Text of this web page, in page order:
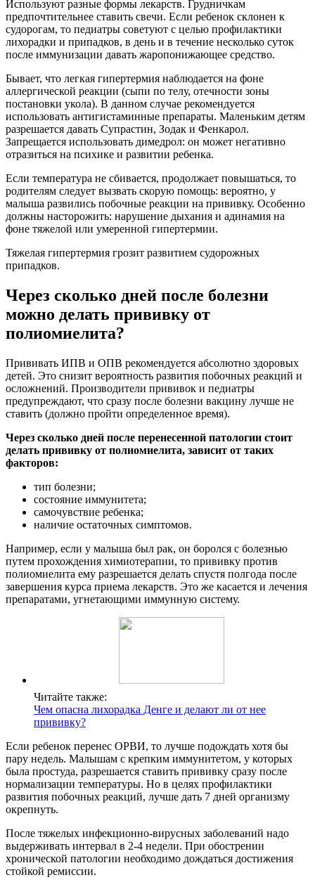
Используют разные формы лекарств. Грудничкам
предпочтительнее ставить свечи. Если ребенок склонен к
судорогам, то педиатры советуют с целью профилактики
лихорадки и припадков, в день и в течение несколько суток
после иммунизации давать жаропонижающее средство.
Бывает, что легкая гипертермия наблюдается на фоне
аллергической реакции (сыпи по телу, отечности зоны
постановки укола). В данном случае рекомендуется
использовать антигистаминные препараты. Маленьким детям
разрешается давать Супрастин, Зодак и Фенкарол.
Запрещается использовать димедрол: он может негативно
отразиться на психике и развитии ребенка.
Если температура не сбивается, продолжает повышаться, то
родителям следует вызвать скорую помощь: вероятно, у
малыша развились побочные реакции на прививку. Особенно
должны насторожить: нарушение дыхания и адинамия на
фоне тяжелой или умеренной гипертермии.
Тяжелая гипертермия грозит развитием судорожных
припадков.
Через сколько дней после болезни
можно делать прививку от
полиомиелита?
Прививать ИПВ и ОПВ рекомендуется абсолютно здоровых
детей. Это снизит вероятность развития побочных реакций и
осложнений. Производители прививок и педиатры
предупреждают, что сразу после болезни вакцину лучше не
ставить (должно пройти определенное время).
Через сколько дней после перенесенной патологии стоит
делать прививку от полиомиелита, зависит от таких
факторов:
тип болезни;
состояние иммунитета;
самочувствие ребенка;
наличие остаточных симптомов.
Например, если у малыша был рак, он боролся с болезнью
путем прохождения химиотерапии, то прививку против
полиомиелита ему разрешается делать спустя полгода после
завершения курса приема лекарств. Это же касается и лечения
препаратами, угнетающими иммунную систему.
Читайте также:
Чем опасна лихорадка Денге и делают ли от нее
прививку?
Если ребенок перенес ОРВИ, то лучше подождать хотя бы
пару недель. Малышам с крепким иммунитетом, у которых
была простуда, разрешается ставить прививку сразу после
нормализации температуры. Но в целях профилактики
развития побочных реакций, лучше дать 7 дней организму
окрепнуть.
После тяжелых инфекционно-вирусных заболеваний надо
выдерживать интервал в 2-4 недели. При обострении
хронической патологии необходимо дождаться достижения
стойкой ремиссии.